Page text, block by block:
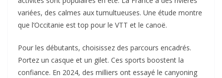
variées, des calmes aux tumultueuses. Une étude montre
que l’Occitanie est top pour le VTT et le canoë.
Pour les débutants, choisissez des parcours encadrés.
Portez un casque et un gilet. Ces sports boostent la
confiance. En 2024, des milliers ont essayé le canyoning